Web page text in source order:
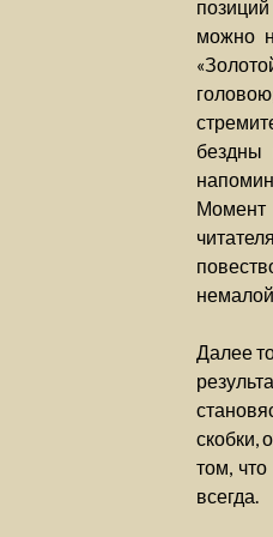
можно
бездны
Момент
Далее
скобки,
том,
всегда.